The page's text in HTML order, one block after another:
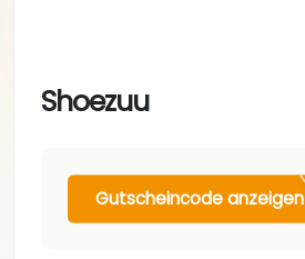
Shoezuu
Gutscheincode anzeigen